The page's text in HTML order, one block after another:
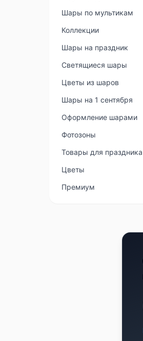
Шары по мультикам
Коллекции
Шары на праздник
Светящиеся шары
Цветы из шаров
Шары на 1 сентября
Оформление шарами
Фотозоны
Товары для праздника
Цветы
Премиум